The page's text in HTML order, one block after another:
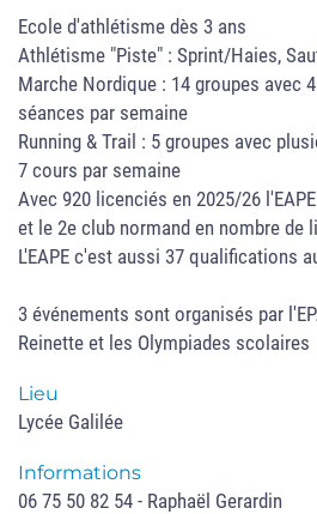
Ecole d'athlétisme dès 3 ans
Athlétisme "Piste" : Sprint/Haies,
Marche Nordique : 14 groupes avec
séances par semaine
Running & Trail : 5 groupes avec
7 cours par semaine
Avec 920 licenciés en 2025/26
et le 2e club normand en nombre de
L'EAPE c'est aussi 37 qualifications
3 événements sont organisés par
Reinette et les Olympiades scolaires
Lieu
Lycée Galilée
Informations
06 75 50 82 54 - Raphaël Gerardin